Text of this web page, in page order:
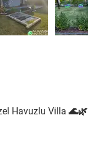
Havuzlu Villa 🌊🌿